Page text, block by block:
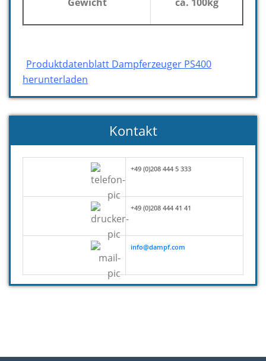
Produktdatenblatt Dampferzeuger PS400
herunterladen
Kontakt
+49 (0)208 444 5 333
+49 (0)208 444 41 41
info@dampf.com